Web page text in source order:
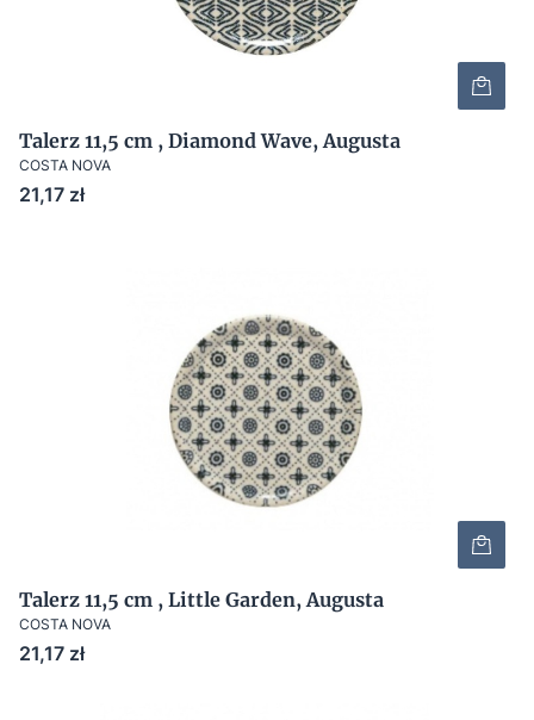
Talerz 11,5 cm , Diamond Wave, Augusta
COSTA NOVA
Cena
21,17 zł
Talerz 11,5 cm , Little Garden, Augusta
COSTA NOVA
Cena
21,17 zł